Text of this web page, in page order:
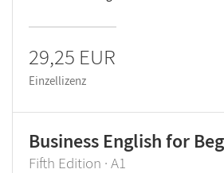
29,25 EUR
Einzellizenz
Business English for
Fifth Edition · A1